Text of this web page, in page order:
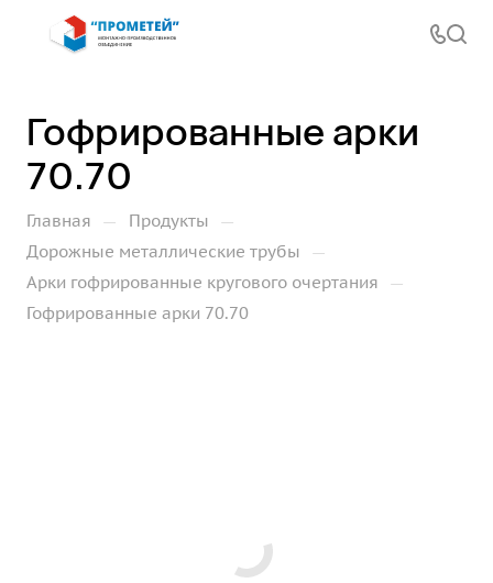
Гофрированные арки
70.70
Главная — Продукты —
Дорожные металлические трубы —
Арки гофрированные кругового очертания —
Гофрированные арки 70.70